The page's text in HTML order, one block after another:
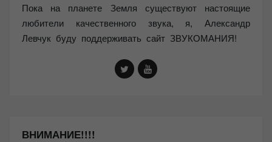
Пока на планете Земля существуют настоящие
любители качественного звука, я, Александр
Левчук буду поддерживать сайт ЗВУКОМАНИЯ!
ВНИМАНИЕ!!!!